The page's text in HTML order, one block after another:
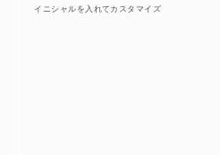
イニシャルを入れてカスタマイズ